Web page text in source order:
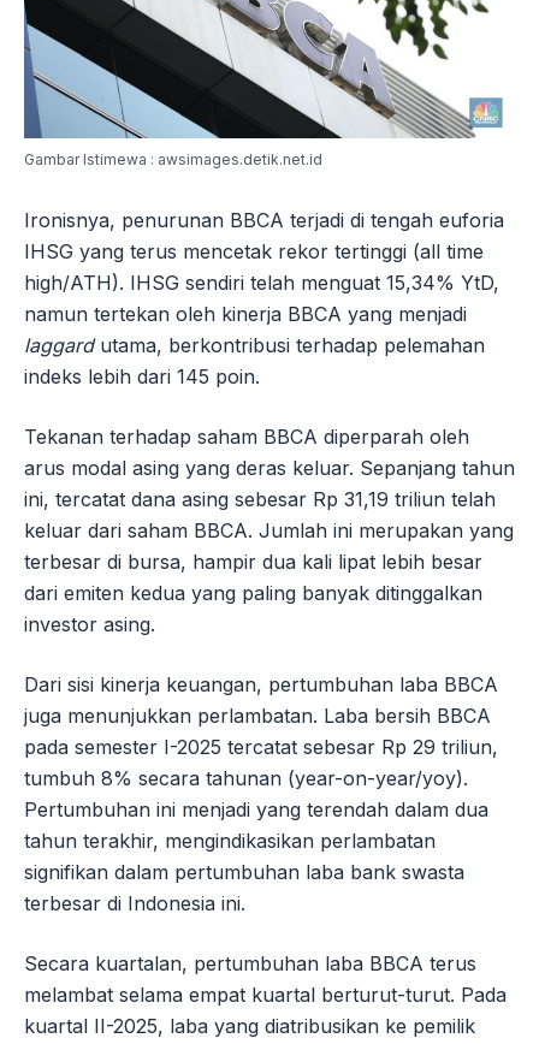
Gambar Istimewa : awsimages.detik.net.id
Ironisnya, penurunan BBCA terjadi di tengah euforia
IHSG yang terus mencetak rekor tertinggi (all time
high/ATH). IHSG sendiri telah menguat 15,34% YtD,
namun tertekan oleh kinerja BBCA yang menjadi
laggardutama, berkontribusi terhadap pelemahan
indeks lebih dari 145 poin.
Tekanan terhadap saham BBCA diperparah oleh
arus modal asing yang deras keluar. Sepanjang tahun
ini, tercatat dana asing sebesar Rp 31,19 triliun telah
keluar dari saham BBCA. Jumlah ini merupakan yang
terbesar di bursa, hampir dua kali lipat lebih besar
dari emiten kedua yang paling banyak ditinggalkan
investor asing.
Dari sisi kinerja keuangan, pertumbuhan laba BBCA
juga menunjukkan perlambatan. Laba bersih BBCA
pada semester I-2025 tercatat sebesar Rp 29 triliun,
tumbuh 8% secara tahunan (year-on-year/yoy).
Pertumbuhan ini menjadi yang terendah dalam dua
tahun terakhir, mengindikasikan perlambatan
signifikan dalam pertumbuhan laba bank swasta
terbesar di Indonesia ini.
Secara kuartalan, pertumbuhan laba BBCA terus
melambat selama empat kuartal berturut-turut. Pada
kuartal II-2025, laba yang diatribusikan ke pemilik